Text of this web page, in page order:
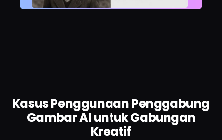
Kasus Penggunaan Penggabung
Gambar AI untuk Gabungan
Kreatif